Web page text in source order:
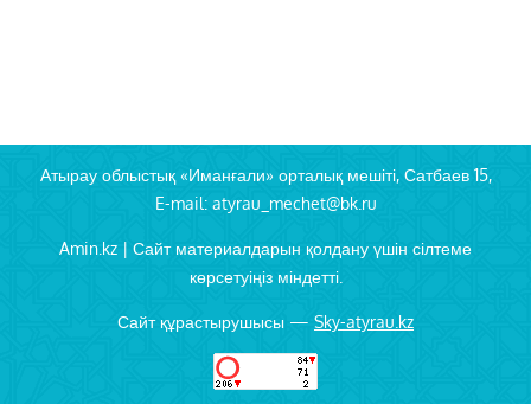
Атырау облыстық «Иманғали» орталық мешіті, Сатбаев 15,
E-mail: atyrau_mechet@bk.ru
Amin.kz | Сайт материалдарын қолдану үшін сілтеме
көрсетуіңіз міндетті.
Сайт құрастырушысы — Sky-atyrau.kz